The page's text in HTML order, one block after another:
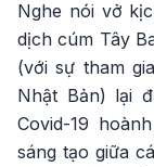
Nghe nói vở
dịch cúm Tây
(với sự tham
Nhật Bản) lại
Covid-19
sáng tạo giữa